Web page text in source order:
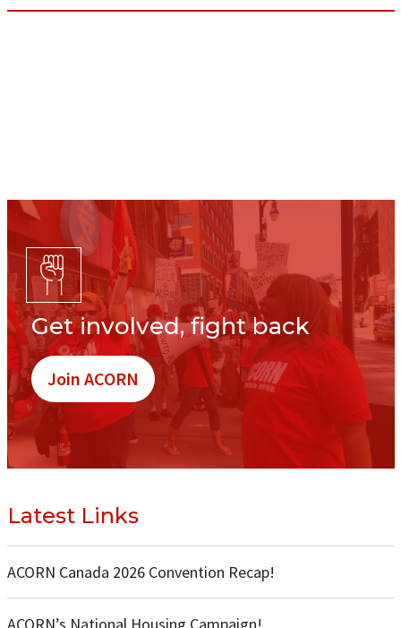
Get involved, fight back
Join ACORN
Latest Links
ACORN Canada 2026 Convention Recap!
ACORN’s National Housing Campaign!